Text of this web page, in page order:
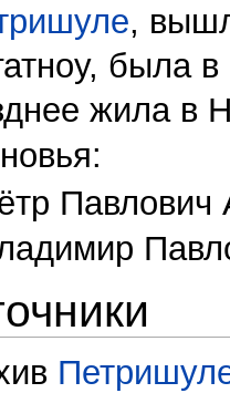
,
была
жила в
Павлович